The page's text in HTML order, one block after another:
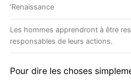
’Renaissance
Les hommes apprendront à être
responsables de leurs actions.
Pour dire les choses